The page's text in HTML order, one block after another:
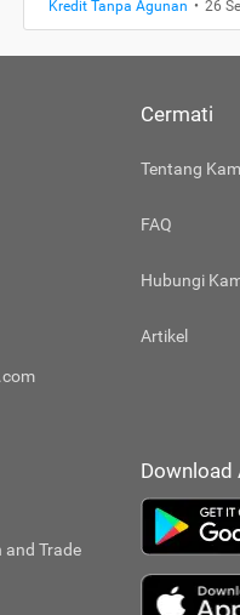
Kredit Tanpa Agunan • 26
and Trade
Cermati
Tentang
FAQ
Hubungi
Artikel
Download